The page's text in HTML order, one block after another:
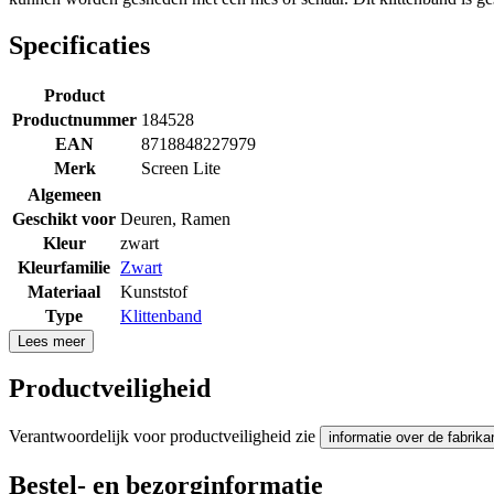
Specificaties
Product
Productnummer 184528
EAN
8718848227979
Merk
Screen Lite
Algemeen
Geschikt voor Deuren, Ramen
Kleur
zwart
Kleurfamilie Zwart
Materiaal
Kunststof
Type
Klittenband
Lees meer
Productveiligheid
Verantwoordelijk voor productveiligheid zie informatie over de
Bestel- en bezorginformatie